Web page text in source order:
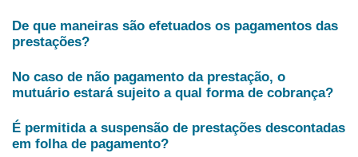
De que maneiras são efetuados os pagamentos das
prestações?
No caso de não pagamento da prestação, o
mutuário estará sujeito a qual forma de cobrança?
É permitida a suspensão de prestações descontadas
em folha de pagamento?